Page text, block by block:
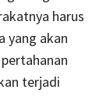
harus
yang akan
terjadi